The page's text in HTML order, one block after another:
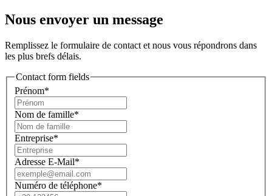
Nous envoyer un message
Remplissez le formulaire de contact et nous vous répondrons dans
les plus brefs délais.
Contact form fields
Prénom*
Nom de famille*
Entreprise*
Adresse E-Mail*
Numéro de téléphone*